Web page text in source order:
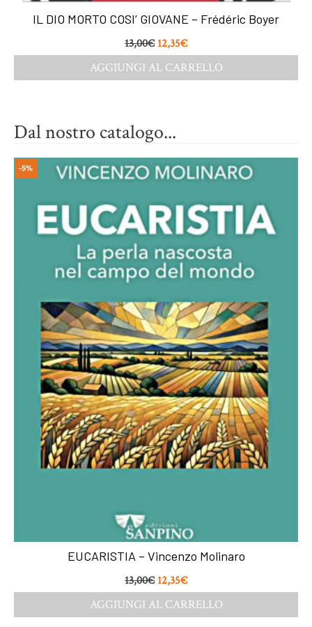
IL DIO MORTO COSI’ GIOVANE – Frédéric Boyer
13,00€ 12,35€
AGGIUNGI AL CARRELLO
Dal nostro catalogo...
-5%
EUCARISTIA – Vincenzo Molinaro
13,00€ 12,35€
AGGIUNGI AL CARRELLO